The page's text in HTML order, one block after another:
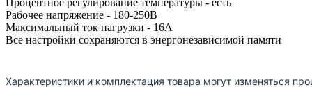
Рабочее напряжение - 180-250В
Максимальный ток нагрузки - 16А
Все настройки сохраняются в энергонезависимой памяти
Характеристики и комплектация товара могут изменяться